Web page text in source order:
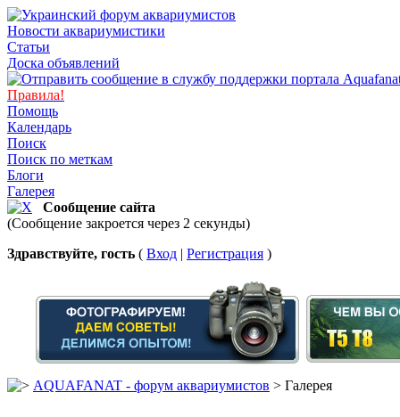
Новости аквариумистики
Статьи
Доска объявлений
Правила!
Помощь
Календарь
Поиск
Поиск по меткам
Блоги
Галерея
Сообщение сайта
(Сообщение закроется через 2 секунды)
Здравствуйте, гость ( Вход | Регистрация )
AQUAFANAT - форум аквариумистов > Галерея